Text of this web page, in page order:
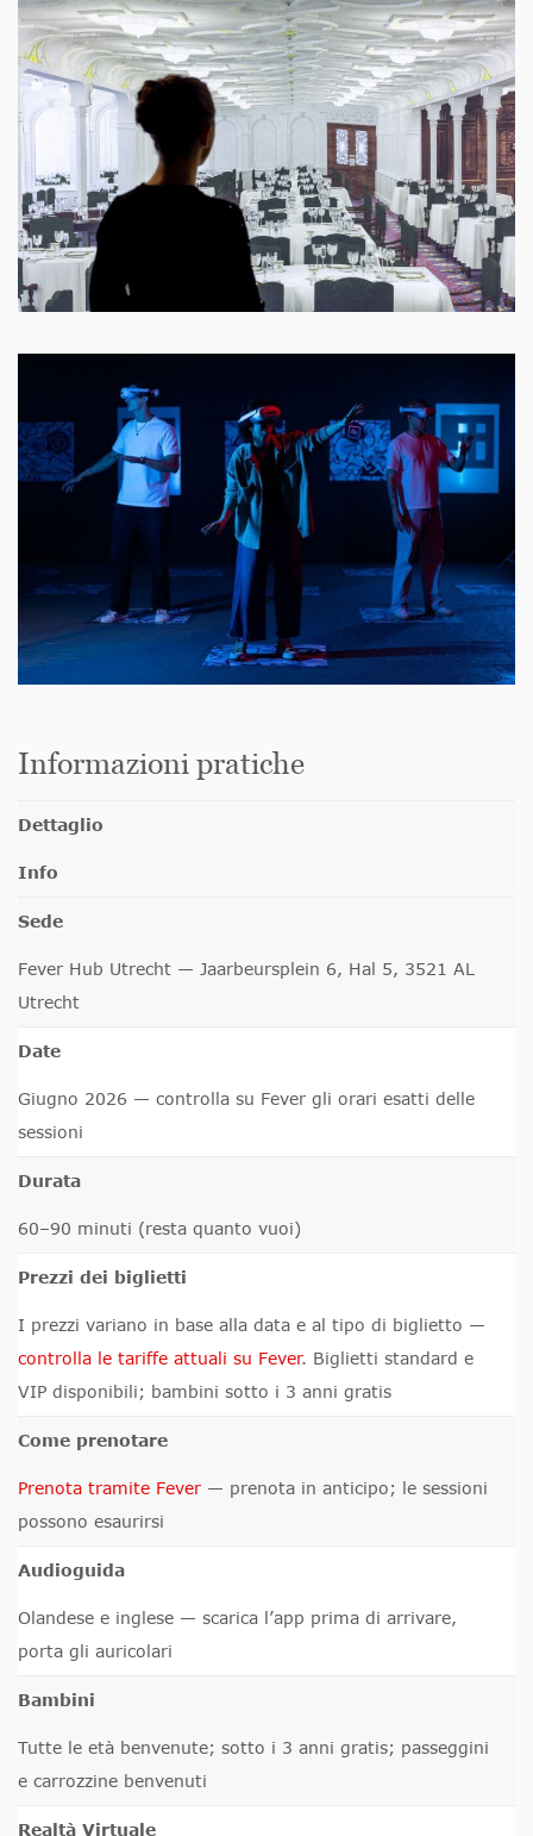
Informazioni pratiche
Dettaglio
Info
Sede
Fever Hub Utrecht — Jaarbeursplein 6, Hal 5, 3521 AL
Utrecht
Date
Giugno 2026 — controlla su Fever gli orari esatti delle
sessioni
Durata
60–90 minuti (resta quanto vuoi)
Prezzi dei biglietti
I prezzi variano in base alla data e al tipo di biglietto —
controlla le tariffe attuali su Fever. Biglietti standard e
VIP disponibili; bambini sotto i 3 anni gratis
Come prenotare
Prenota tramite Fever — prenota in anticipo; le sessioni
possono esaurirsi
Audioguida
Olandese e inglese — scarica l’app prima di arrivare,
porta gli auricolari
Bambini
Tutte le età benvenute; sotto i 3 anni gratis; passeggini
e carrozzine benvenuti
Realtà Virtuale